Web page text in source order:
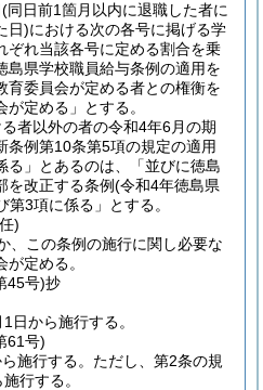
(同日前1箇月以内に退職した者に
日)における次の各号に掲げる学
ぞれ当該各号に定める割合を乗
島県学校職員給与条例の適用を
育委員会が定める者との権衡を
定める」とする。
者以外の者の令和4年6月の期
条例第10条第5項の規定の適用
る」とあるのは、「並びに徳島
を改正する条例(令和4年徳島県
第3項に係る」とする。
)
、この条例の施行に関し必要な
定める。
45号)抄
日から施行する。
61号)
施行する。 ただし、第2条の規
行する。